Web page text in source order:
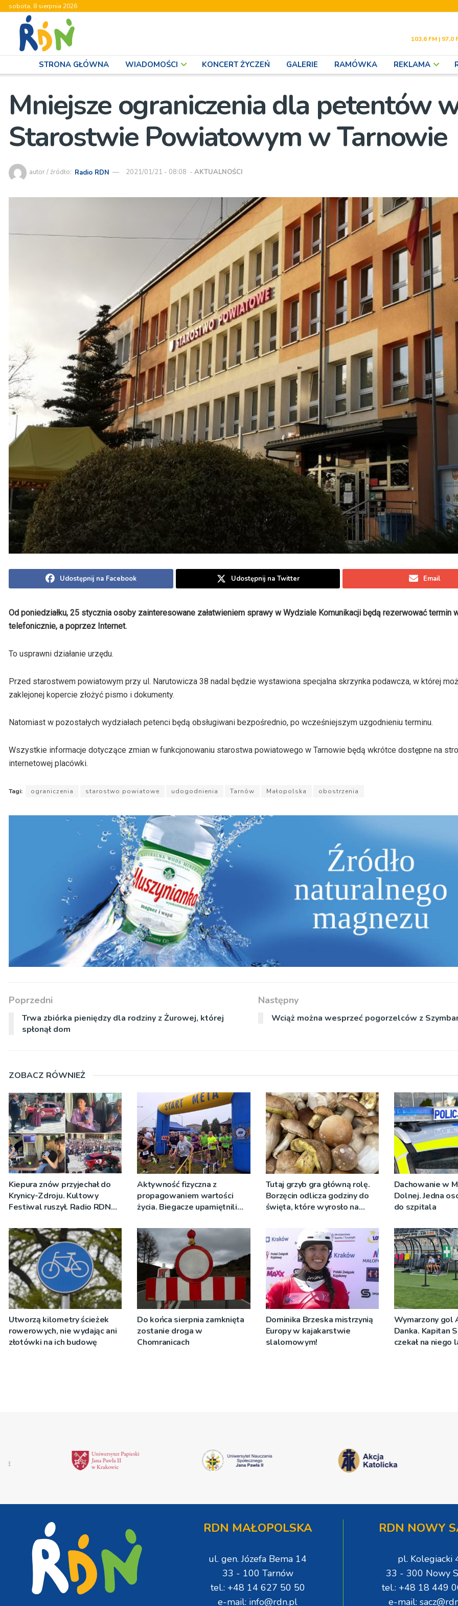
sobota, 8 sierpnia 2026
103,6 FM | 97,0
STRONA GŁÓWNA WIADOMOŚCI KONCERT ŻYCZEŃ GALERIE RAMÓWKA REKLAMA
Mniejsze ograniczenia dla petentów
Starostwie Powiatowym w Tarnowie
autor / źródło: Radio RDN 2021/01/21 - 08:08 - AKTUALNOŚCI
Udostępnij na Facebook Udostępnij na Twitter Email
Od poniedziałku, 25 stycznia osoby zainteresowane załatwieniem sprawy w Wydziale Komunikacji będą rezerwować termin
telefonicznie, a poprzez Internet.
To usprawni działanie urzędu.
Przed starostwem powiatowym przy ul. Narutowicza 38 nadal będzie wystawiona specjalna skrzynka podawcza, w której
zaklejonej kopercie złożyć pismo i dokumenty.
Natomiast w pozostałych wydziałach petenci będą obsługiwani bezpośrednio, po wcześniejszym uzgodnieniu terminu.
Wszystkie informacje dotyczące zmian w funkcjonowaniu starostwa powiatowego w Tarnowie będą wkrótce dostępne na
internetowej placówki.
Tagi: ograniczenia starostwo powiatowe udogodnienia Tarnów Małopolska obostrzenia
Poprzedni
Trwa zbiórka pieniędzy dla rodziny z Żurowej, której
spłonął dom
Następny
Wciąż można wesprzeć pogorzelców z
ZOBACZ RÓWNIEŻ
Kiepura znów przyjechał do
Krynicy-Zdroju. Kultowy
Festiwal ruszył. Radio RDN
[ZDJĘCIA]
Aktywność fizyczna z
propagowaniem wartości
życia. Biegacze upamiętnili
Tutaj grzyb gra główną rolę.
Borzęcin odlicza godziny do
święta, które wyrosło na
Dachowanie w
Dolnej. Jedna
do szpitala
Utworzą kilometry ścieżek
rowerowych, nie wydając ani
złotówki na ich budowę
Do końca sierpnia zamknięta
zostanie droga w
Chomranicach
Dominika Brzeska mistrzynią
Europy w kajakarstwie
slalomowym!
Wymarzony gol
Danka. Kapitan
czekał na niego
RDN MAŁOPOLSKA
ul. gen. Józefa Bema 14
33 - 100 Tarnów
tel.: +48 14 627 50 50
e-mail: info@rdn.pl
RDN NOWY
pl. Kolegiacki
33 - 300 Nowy
tel.: +48 18 449
e-mail: